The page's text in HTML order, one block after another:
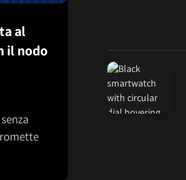
al
il nodo